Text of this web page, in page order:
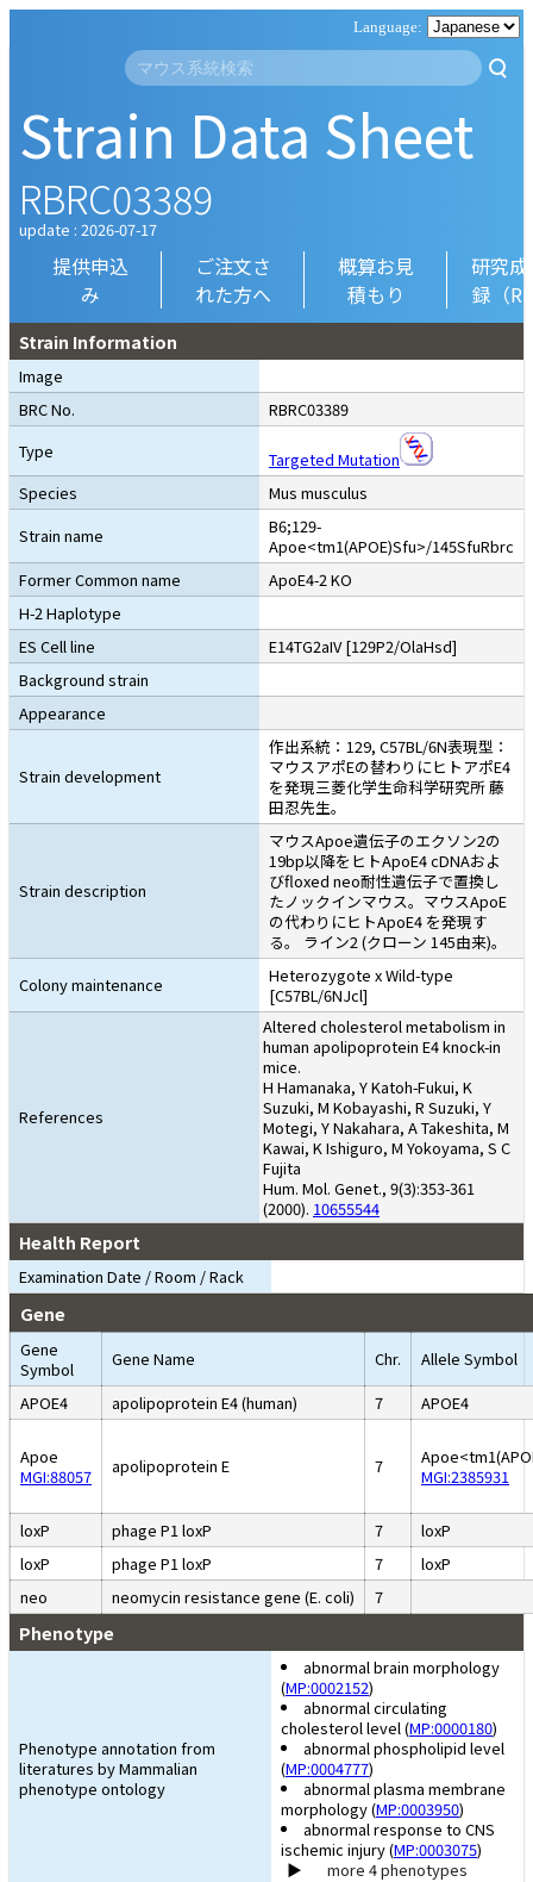
Strain Data Sheet
RBRC03389
update : 2026-07-17
提供申込
み
ご注文さ
れた方へ
概算お見
積もり
研究
録（
Strain Information
Image
BRC No.
RBRC03389
Type
Targeted Mutation
Species
Mus musculus
Strain name
B6;129-
Apoe<tm1(APOE)Sfu>/145SfuRbrc
Former Common name
ApoE4-2 KO
H-2 Haplotype
ES Cell line
E14TG2aIV [129P2/OlaHsd]
Background strain
Appearance
Strain development
作出系統：129, C57BL/6N表現型：
マウスアポEの替わりにヒトアポE4
を発現三菱化学生命科学研究所 藤
田忍先生。
Strain description
マウスApoe遺伝子のエクソン2の
19bp以降をヒトApoE4 cDNAおよ
びfloxed neo耐性遺伝子で置換し
たノックインマウス。マウスApoE
の代わりにヒトApoE4 を発現す
る。 ライン2 (クローン 145由来)。
Colony maintenance
Heterozygote x Wild-type
[C57BL/6NJcl]
References
Altered cholesterol metabolism in
human apolipoprotein E4 knock-in
mice.
H Hamanaka, Y Katoh-Fukui, K
Suzuki, M Kobayashi, R Suzuki, Y
Motegi, Y Nakahara, A Takeshita, M
Kawai, K Ishiguro, M Yokoyama, S C
Fujita
Hum. Mol. Genet., 9(3):353-361
(2000). 10655544
Health Report
Examination Date / Room / Rack
Gene
Gene
Symbol
Gene Name Chr.
Allele Symbol
APOE4
apolipoprotein E4 (human) 7 APOE4
Apoe
MGI:88057
apolipoprotein E 7
MGI:2385931
loxP phage P1 loxP 7
loxP
loxP
phage P1 loxP 7
loxP
neo
neomycin resistance gene (E. coli) 7
Phenotype
Phenotype annotation from
literatures by Mammalian
phenotype ontology
abnormal brain morphology
(MP:0002152)
abnormal circulating
cholesterol level (MP:0000180)
abnormal phospholipid level
(MP:0004777)
abnormal plasma membrane
morphology (MP:0003950)
abnormal response to CNS
ischemic injury (MP:0003075)
more 4 phenotypes